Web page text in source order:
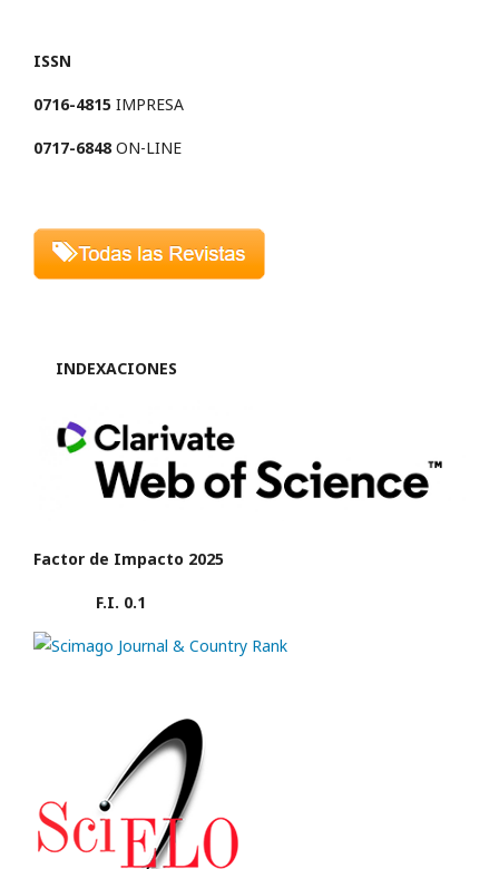
ISSN
0716-4815 IMPRESA
0717-6848ON-LINE
INDEXACIONES
Factor de Impacto 2025
F.I. 0.1